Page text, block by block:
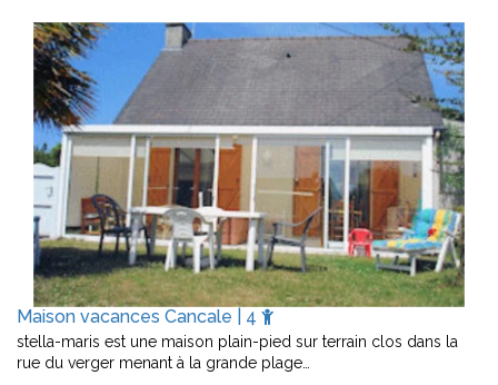
Maison vacances Cancale | 4
stella-maris est une maison plain-pied sur terrain clos dans la
rue du verger menant à la grande plage…